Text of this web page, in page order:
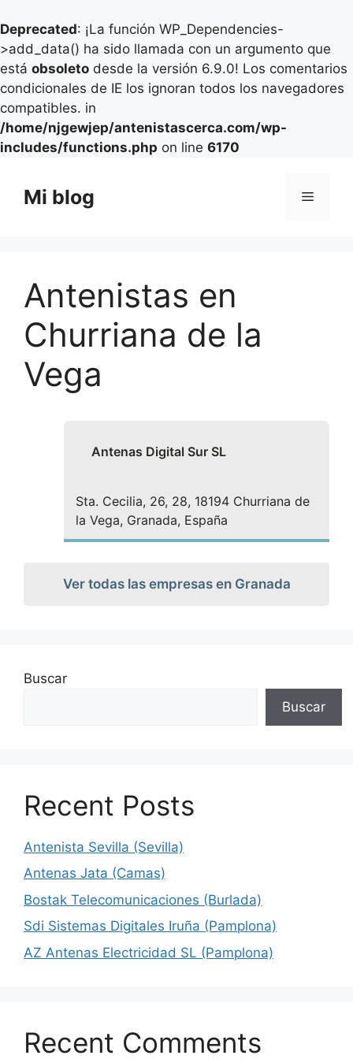
Deprecated: ¡La función WP_Dependencies-
>add_data() ha sido llamada con un argumento que
está obsoleto desde la versión 6.9.0! Los comentarios
condicionales de IE los ignoran todos los navegadores
compatibles. in
/home/njgewjep/antenistascerca.com/wp-
includes/functions.php on line 6170
contenido
Mi blog Menú
Antenistas en
Churriana de la
Vega
Antenas Digital Sur SL
Sta. Cecilia, 26, 28, 18194 Churriana de
la Vega, Granada, España
Ver todas las empresas en Granada
Buscar
Buscar
Recent Posts
Antenista Sevilla (Sevilla)
Antenas Jata (Camas)
Bostak Telecomunicaciones (Burlada)
Sdi Sistemas Digitales Iruña (Pamplona)
AZ Antenas Electricidad SL (Pamplona)
Recent Comments